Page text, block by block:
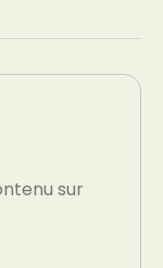
sur